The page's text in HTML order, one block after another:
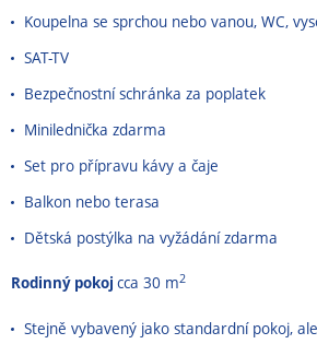
Koupelna se sprchou nebo vanou, WC,
SAT-TV
Bezpečnostní schránka za poplatek
Minilednička zdarma
Set pro přípravu kávy a čaje
Balkon nebo terasa
Dětská postýlka na vyžádání zdarma
Rodinný pokoj cca 30 m2
Stejně vybavený jako standardní pokoj,